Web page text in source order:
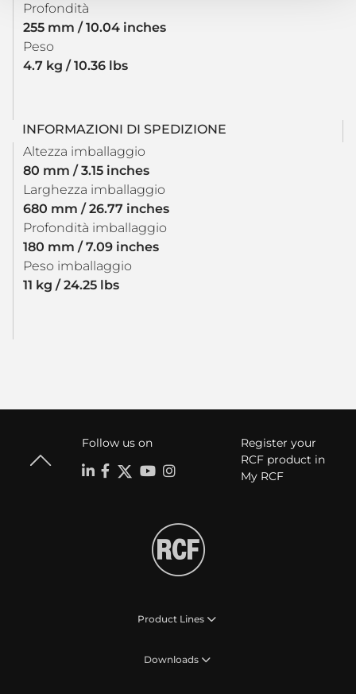
Profondità
255 mm / 10.04 inches
Peso
4.7 kg / 10.36 lbs
INFORMAZIONI DI SPEDIZIONE
Altezza imballaggio
80 mm / 3.15 inches
Larghezza imballaggio
680 mm / 26.77 inches
Profondità imballaggio
180 mm / 7.09 inches
Peso imballaggio
11 kg / 24.25 lbs
Follow us on
Register your
RCF product in
My RCF
Product Lines
Downloads